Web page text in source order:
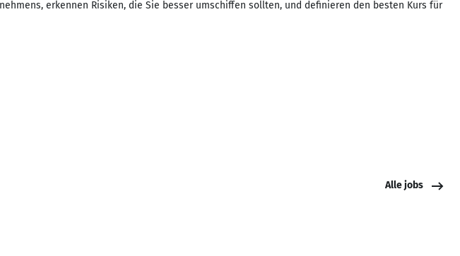
erkennen Risiken, die Sie besser umschiffen sollten, und definieren den besten Kurs für
Alle jobs